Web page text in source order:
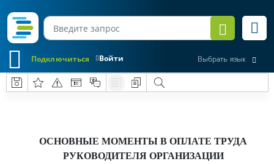
Войти
Подключиться Выбрать язык
ОСНОВНЫЕ МОМЕНТЫ В ОПЛАТЕ ТРУДА
РУКОВОДИТЕЛЯ ОРГАНИЗАЦИИ